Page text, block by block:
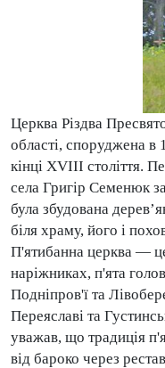
Церква Різдва
області, споруджена
кінці XVIII століття.
села Григір Семенюк
була збудована
біля храму, його і
П'ятибанна церква —
наріжниках, п'ята
Подніпров'ї та
Переяславі та
уважав, що традиція
від бароко через